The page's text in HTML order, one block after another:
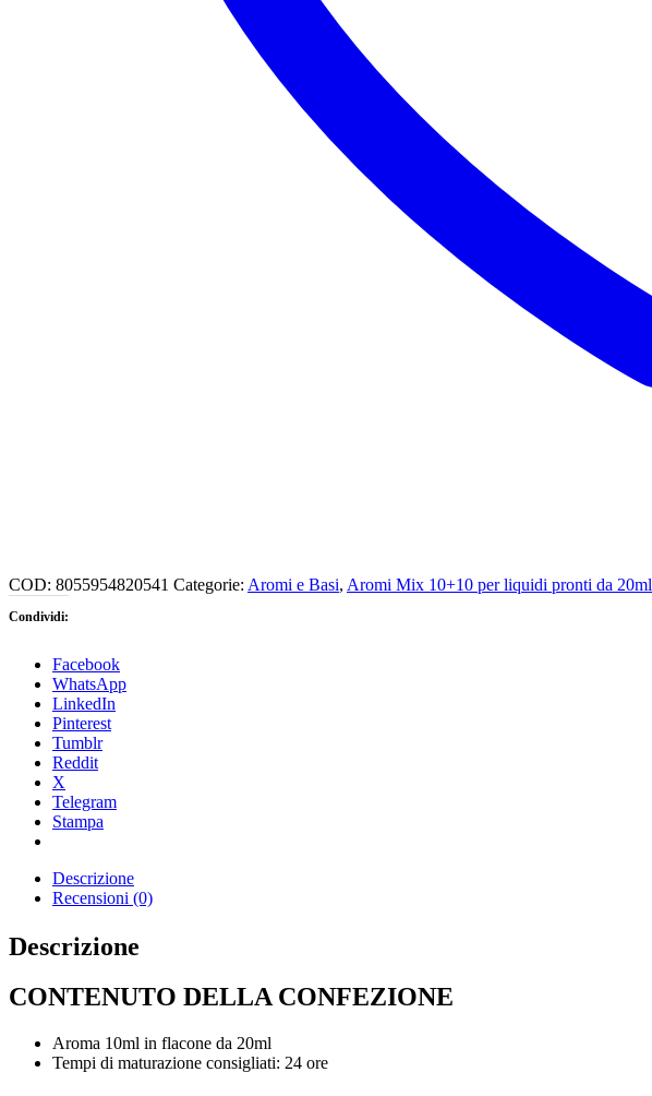
COD: 8055954820541 Categorie: Aromi e Basi, Aromi Mix 10+10 per liquidi pronti da 20ml
Condividi:
Facebook
WhatsApp
LinkedIn
Pinterest
Tumblr
Reddit
X
Telegram
Stampa
Descrizione
Recensioni (0)
Descrizione
CONTENUTO DELLA CONFEZIONE
Aroma 10ml in flacone da 20ml
Tempi di maturazione consigliati: 24 ore